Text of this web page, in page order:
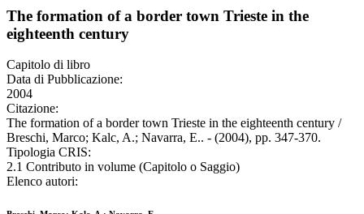
The formation of a border town Trieste in the
eighteenth century
Capitolo di libro
Data di Pubblicazione:
2004
Citazione:
The formation of a border town Trieste in the eighteenth century /
Breschi, Marco; Kalc, A.; Navarra, E.. - (2004), pp. 347-370.
Tipologia CRIS:
2.1 Contributo in volume (Capitolo o Saggio)
Elenco autori: